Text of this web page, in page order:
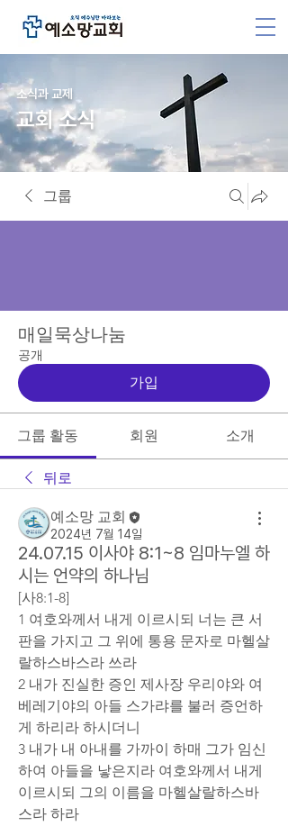
소식과 교제
교회 소식
그룹
매일묵상나눔
공개
가입
그룹 활동 회원 소개
뒤로
예소망 교회
2024년 7월 14일
24.07.15 이사야 8:1~8 임마누엘 하
시는 언약의 하나님
[사8:1-8]
1 여호와께서 내게 이르시되 너는 큰 서
판을 가지고 그 위에 통용 문자로 마헬살
랄하스바스라 쓰라
2 내가 진실한 증인 제사장 우리야와 여
베레기야의 아들 스가랴를 불러 증언하
게 하리라 하시더니
3 내가 내 아내를 가까이 하매 그가 임신
하여 아들을 낳은지라 여호와께서 내게
이르시되 그의 이름을 마헬살랄하스바
스라 하라